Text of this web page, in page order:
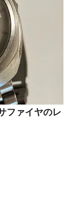
ファイヤのレ